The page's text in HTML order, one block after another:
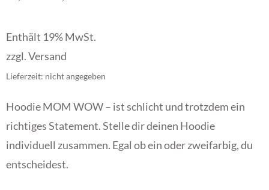
Enthält 19% MwSt.
zzgl.Versand
Lieferzeit: nicht angegeben
Hoodie MOM WOW – ist schlicht und trotzdem ein
richtiges Statement. Stelle dir deinen Hoodie
individuell zusammen. Egal ob ein oder zweifarbig, du
entscheidest.